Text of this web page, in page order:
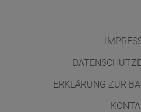
ERKLÄRUNG ZUR